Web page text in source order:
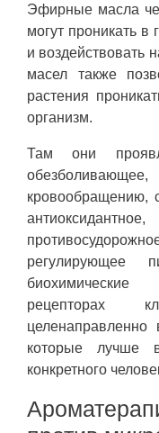
Эфирные масла
могут проникать в
и воздействовать
масел также
растения
организм.
Там они
кровообращению,
регулирующее
рецепторах
которые лучше
конкретного